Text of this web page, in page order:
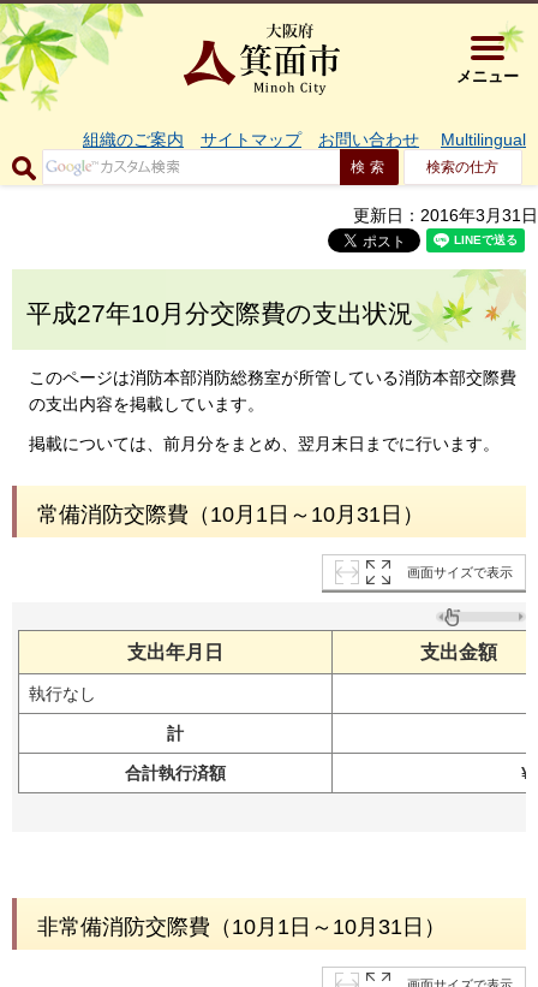
大阪府箕
メニュー
組織のご案内 サイトマップ お問い合わせ Multilingual
検索の仕方
更新日：2016年3月31日
平成27年10月分交際費の支出状況
このページは消防本部消防総務室が所管している消防本部交際費
の支出内容を掲載しています。
掲載については、前月分をまとめ、翌月末日までに行います。
常備消防交際費（10月1日～10月31日）
画面サイズで表示
支出年月日 支出金額
執行なし
計
合計執行済額
非常備消防交際費（10月1日～10月31日）